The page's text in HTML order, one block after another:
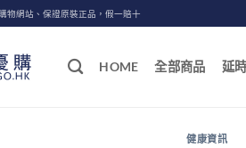
物網站、保證原裝正品，假一賠十
HOME 全部商品 延
健康資訊